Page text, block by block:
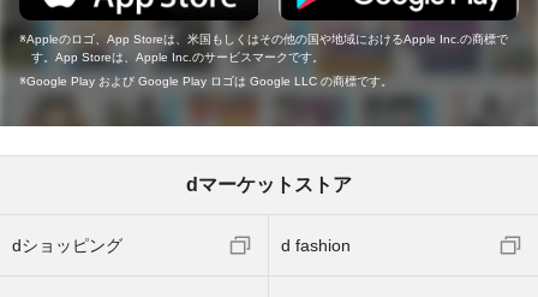
Appleのロゴ、App Storeは、米国もしくはその他の国や地域におけるApple Inc.の商標で
す。App Storeは、Apple Inc.のサービスマークです。
Google Play および Google Play ロゴは Google LLC の商標です。
dマーケットストア
dショッピング d fashion